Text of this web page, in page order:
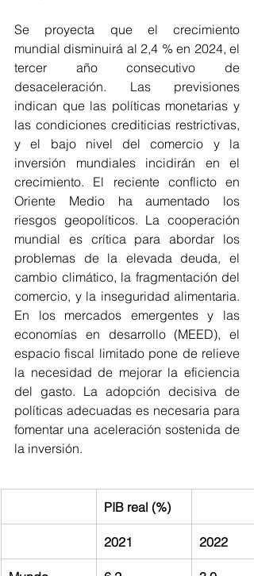
Se proyecta que el crecimiento
mundial disminuirá al 2,4 % en 2024, el
tercer año consecutivo de
desaceleración. Las previsiones
indican que las políticas monetarias y
las condiciones crediticias restrictivas,
y el bajo nivel del comercio y la
inversión mundiales incidirán en el
crecimiento. El reciente conflicto en
Oriente Medio ha aumentado los
riesgos geopolíticos. La cooperación
mundial es crítica para abordar los
problemas de la elevada deuda, el
cambio climático, la fragmentación del
comercio, y la inseguridad alimentaria.
En los mercados emergentes y las
economías en desarrollo (MEED), el
espacio fiscal limitado pone de relieve
la necesidad de mejorar la eficiencia
del gasto. La adopción decisiva de
políticas adecuadas es necesaria para
fomentar una aceleración sostenida de
la inversión.
PIB real (%)
2021 2022